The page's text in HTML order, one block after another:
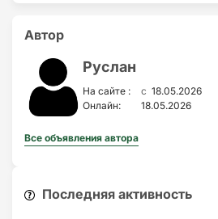
Автор
Руслан
На сайте : c 18.05.2026
Онлайн:
18.05.2026
Все объявления автора
Последняя активность